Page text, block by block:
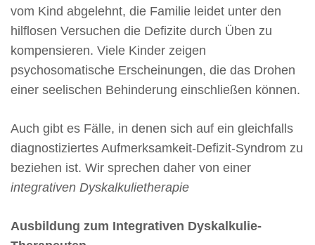
vom Kind abgelehnt, die Familie leidet unter den
hilflosen Versuchen die Defizite durch Üben zu
kompensieren. Viele Kinder zeigen
psychosomatische Erscheinungen, die das Drohen
einer seelischen Behinderung einschließen können.
Auch gibt es Fälle, in denen sich auf ein gleichfalls
diagnostiziertes Aufmerksamkeit-Defizit-Syndrom zu
beziehen ist. Wir sprechen daher von einer
integrativen Dyskalkulietherapie
Ausbildung zum Integrativen Dyskalkulie-